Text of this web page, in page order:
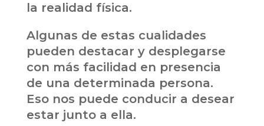
la realidad física.
Algunas de estas cualidades
pueden destacar y desplegarse
con más facilidad en presencia
de una determinada persona.
Eso nos puede conducir a desear
estar junto a ella.